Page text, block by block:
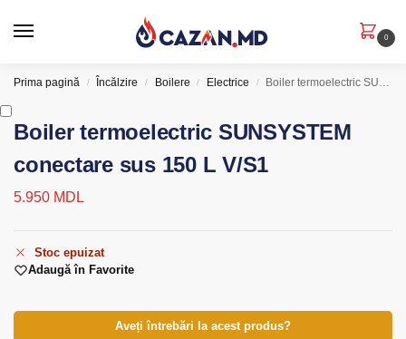
0
Prima pagină / Încălzire / Boilere / Electrice / Boiler termoelectric SUNSYSTEM conectare sus 150 L V/S1
Boiler termoelectric SUNSYSTEM
conectare sus 150 L V/S1
5.950 MDL
Stoc epuizat
Adaugă în Favorite
Aveți întrebări la acest produs?